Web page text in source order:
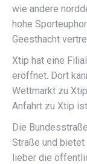
wie andere
hohe
Geesthacht
Xtip hat eine
eröffnet. Dort
Wettmarkt zu
Anfahrt zu Xtip
Die
Straße und bietet
lieber die